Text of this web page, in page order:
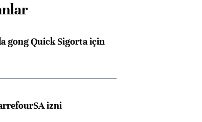
gong Quick Sigorta için
izni